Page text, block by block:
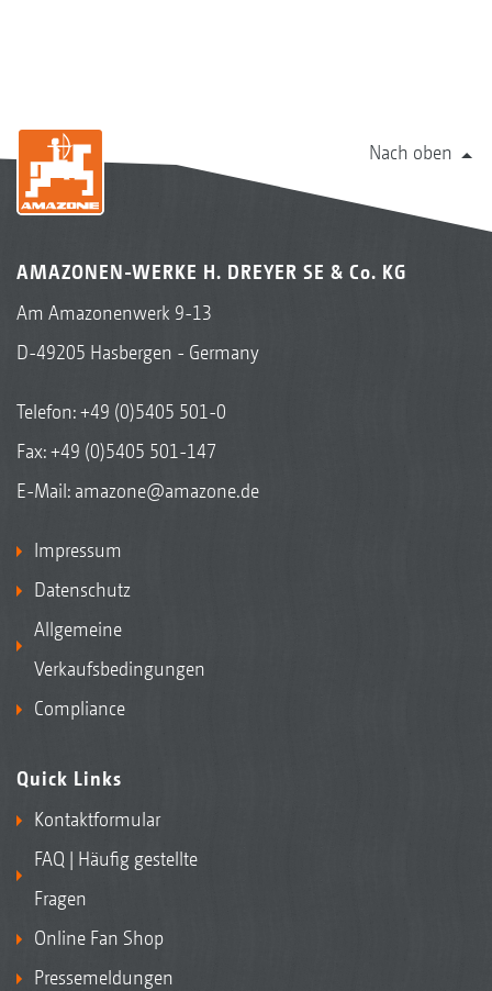
Nach oben
AMAZONEN-WERKE H. DREYER SE & Co. KG
Am Amazonenwerk 9-13
D-49205 Hasbergen - Germany
Telefon:+49 (0)5405 501-0
Fax: +49 (0)5405 501-147
E-Mail: amazone@amazone.de
Impressum
Datenschutz
Allgemeine
Verkaufsbedingungen
Compliance
Quick Links
Kontaktformular
FAQ | Häufig gestellte
Fragen
Online Fan Shop
Pressemeldungen